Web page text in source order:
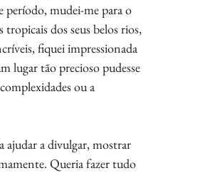
período, mudei-me para o
tropicais dos seus belos rios,
fiquei impressionada
lugar tão precioso pudesse
ou a
ajudar a divulgar, mostrar
Queria fazer tudo